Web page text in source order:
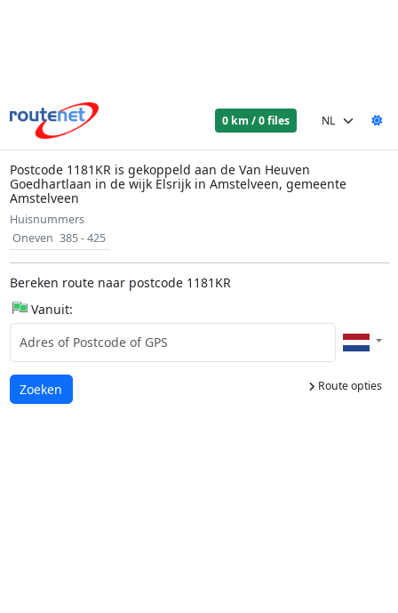
0 km / 0 files
Postcode 1181KR is gekoppeld aan de Van Heuven
Goedhartlaan in de wijk Elsrijk in Amstelveen, gemeente
Amstelveen
Huisnummers
Oneven 385 - 425
Bereken route naar postcode 1181KR
Vanuit:
Route opties
Laden...
Zoeken